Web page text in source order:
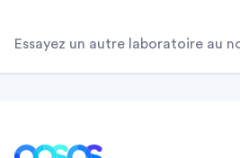
Essayez un autre laboratoire au